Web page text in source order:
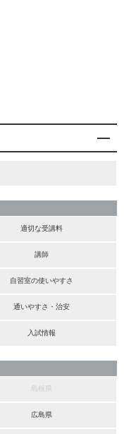
適切な受講料
講師
自習室の使いやすさ
通いやすさ・治安
入試情報
島根県
広島県